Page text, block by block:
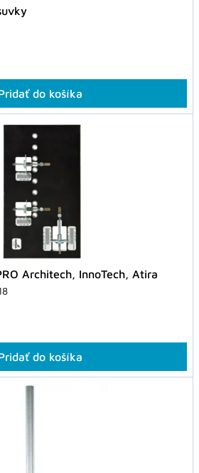
do košíka
Architech, InnoTech, Atira
do košíka